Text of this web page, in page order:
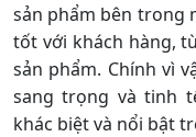
sản phẩm bên trong
tốt với khách hàng,
sản phẩm. Chính vì
sang trọng và tinh
khác biệt và nổi bật